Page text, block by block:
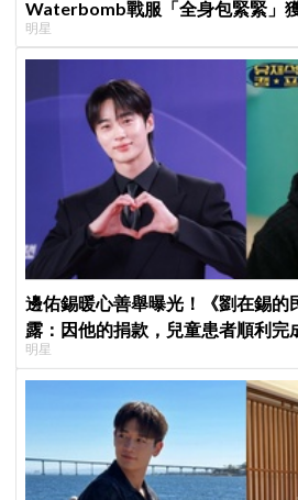
Waterbomb戰服「全身包緊緊」
評，逆向操作炸翻全場：根本福音
明星
邊佑錫暖心善舉曝光！《劉在錫的
露：因他的捐款，兒童患者順利完
明星